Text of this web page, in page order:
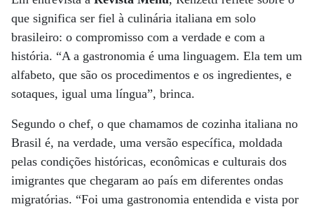
que significa ser fiel à culinária italiana em solo
brasileiro: o compromisso com a verdade e com a
história. “A a gastronomia é uma linguagem. Ela tem um
alfabeto, que são os procedimentos e os ingredientes, e
sotaques, igual uma língua”, brinca.
Segundo o chef, o que chamamos de cozinha italiana no
Brasil é, na verdade, uma versão específica, moldada
pelas condições históricas, econômicas e culturais dos
imigrantes que chegaram ao país em diferentes ondas
migratórias. “Foi uma gastronomia entendida e vista por